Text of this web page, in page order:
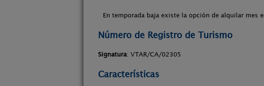
En temporada baja existe la opción de alquilar mes
Número de Registro de Turismo
Signatura: VTAR/CA/02305
Características